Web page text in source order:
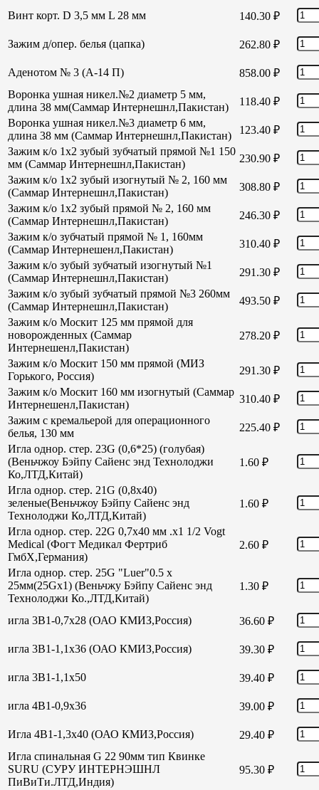
Винт корт. D 3,5 мм L 28 мм 140.30 ₽
Зажим д/опер. белья (цапка) 262.80 ₽
Аденотом № 3 (А-14 П) 858.00 ₽
Воронка ушная никел.№2 диаметр 5 мм,
длина 38 мм(Саммар Интернешнл,Пакистан)
118.40 ₽
Воронка ушная никел.№3 диаметр 6 мм,
длина 38 мм (Саммар Интернешнл,Пакистан)
123.40 ₽
Зажим к/о 1х2 зубый зубчатый прямой №1 150
мм (Саммар Интернешнл,Пакистан)
230.90 ₽
Зажим к/о 1х2 зубый изогнутый № 2, 160 мм
(Саммар Интернешнл,Пакистан)
308.80 ₽
Зажим к/о 1х2 зубый прямой № 2, 160 мм
(Саммар Интернешнл,Пакистан)
246.30 ₽
Зажим к/о зубчатый прямой № 1, 160мм
(Саммар Интернешенл,Пакистан)
310.40 ₽
Зажим к/о зубый зубчатый изогнутый №1
(Саммар Интернешнл,Пакистан)
291.30 ₽
Зажим к/о зубый зубчатый прямой №3 260мм
(Саммар Интернешнл,Пакистан)
493.50 ₽
Зажим к/о Москит 125 мм прямой для
новорожденных (Саммар
Интернешенл,Пакистан)
278.20 ₽
Зажим к/о Москит 150 мм прямой (МИЗ
Горького, Россия)
291.30 ₽
Зажим к/о Москит 160 мм изогнутый (Саммар
Интернешенл,Пакистан)
310.40 ₽
Зажим с кремальерой для операционного
белья, 130 мм
225.40 ₽
Игла однор. стер. 23G (0,6*25) (голубая)
(Веньчжоу Бэйпу Сайенс энд Технолоджи
Ко,ЛТД,Китай)
1.60 ₽
Игла однор. стер. 21G (0,8х40)
зеленые(Веньчжоу Бэйпу Сайенс энд
Технолоджи Ко,ЛТД,Китай)
1.60 ₽
Игла однор. стер. 22G 0,7х40 мм .х1 1/2 Vogt
Medical (Фогт Медикал Фертриб
ГмбХ,Германия)
2.60 ₽
Игла однор. стер. 25G "Luer"0.5 х
25мм(25Gх1) (Веньчжу Бэйпу Сайенс энд
Технолоджи Ко.,ЛТД,Китай)
1.30 ₽
игла 3В1-0,7х28 (ОАО КМИЗ,Россия) 36.60 ₽
игла 3В1-1,1х36 (ОАО КМИЗ,Россия) 39.30 ₽
игла 3В1-1,1х50 39.40 ₽
игла 4В1-0,9х36 39.00 ₽
Игла 4В1-1,3х40 (ОАО КМИЗ,Россия) 29.40 ₽
Игла спинальная G 22 90мм тип Квинке
SURU (СУРУ ИНТЕРНЭШНЛ
ПиВиТи.ЛТД,Индия)
95.30 ₽